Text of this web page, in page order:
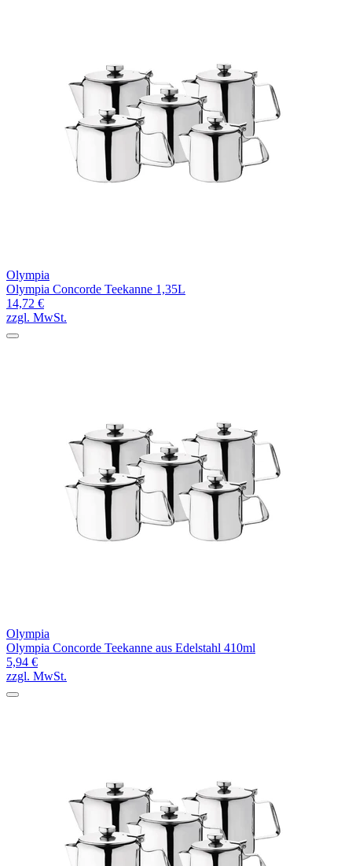
Olympia
Olympia Concorde Teekanne 1,35L
14,72 €
zzgl. MwSt.
Olympia
Olympia Concorde Teekanne aus Edelstahl 410ml
5,94 €
zzgl. MwSt.